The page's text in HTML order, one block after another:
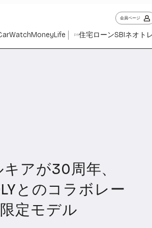
会員ページ
WatchMoneyLife PR住宅ローンSBIネオト
1027 Money 1260Life
アが30周年、
とのコラボレー
定モデル